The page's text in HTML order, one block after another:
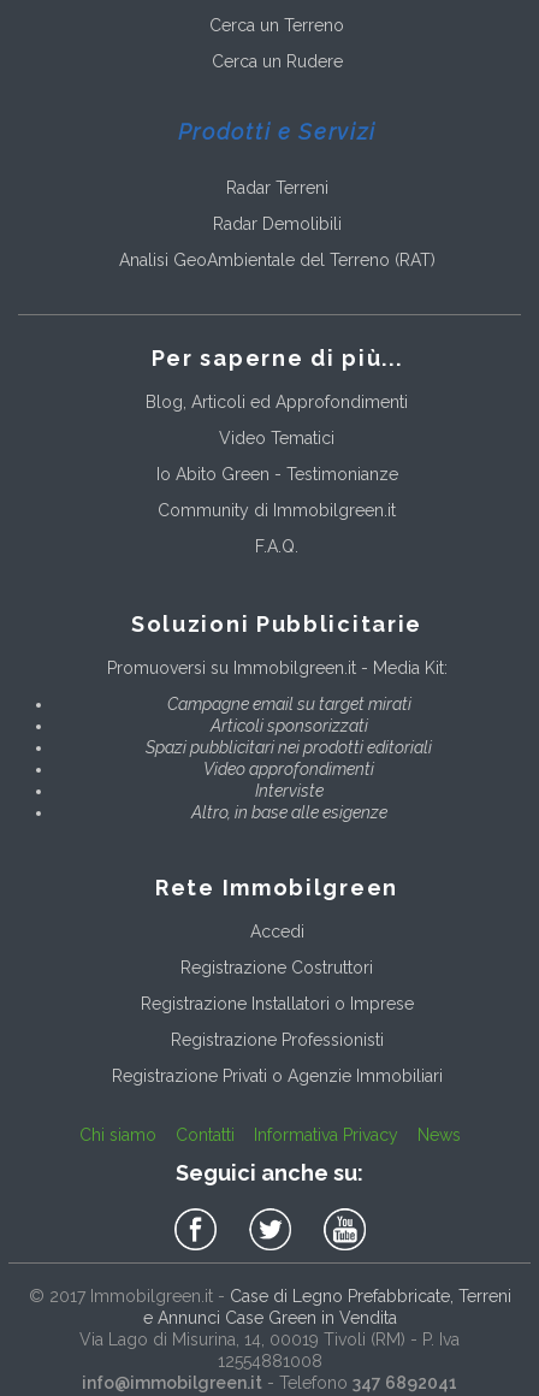
Cerca un Terreno
Cerca un Rudere
Prodotti e Servizi
Radar Terreni
Radar Demolibili
Analisi GeoAmbientale del Terreno (RAT)
Per saperne di più...
Blog, Articoli ed Approfondimenti
Video Tematici
Io Abito Green - Testimonianze
Community di Immobilgreen.it
F.A.Q.
Soluzioni Pubblicitarie
Promuoversi su Immobilgreen.it - Media Kit:
Campagne email su target mirati
Articoli sponsorizzati
Spazi pubblicitari nei prodotti editoriali
Video approfondimenti
Interviste
Altro, in base alle esigenze
Rete Immobilgreen
Accedi
Registrazione Costruttori
Registrazione Installatori o Imprese
Registrazione Professionisti
Registrazione Privati o Agenzie Immobiliari
Chi siamo Contatti Informativa Privacy News
Seguici anche su:
© 2017 Immobilgreen.it- Case di Legno Prefabbricate, Terreni
e Annunci Case Green in Vendita
Via Lago di Misurina, 14 , 00019 Tivoli (RM) - P. Iva
12554881008
info@immobilgreen.it - Telefono 347 6892041